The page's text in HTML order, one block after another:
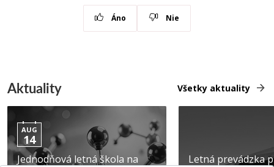
Áno Nie
Aktuality Všetky aktuality
AUG
14
Jednodňová letná škola na
Letná prevádzka